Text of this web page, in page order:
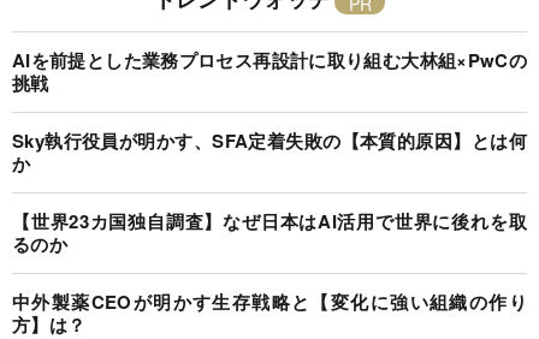
AIを前提とした業務プロセス再設計に取り組む大林組×PwCの
挑戦
Sky執行役員が明かす、SFA定着失敗の【本質的原因】とは何
か
【世界23カ国独自調査】なぜ日本はAI活用で世界に後れを取
るのか
中外製薬CEOが明かす生存戦略と【変化に強い組織の作り
方】は？